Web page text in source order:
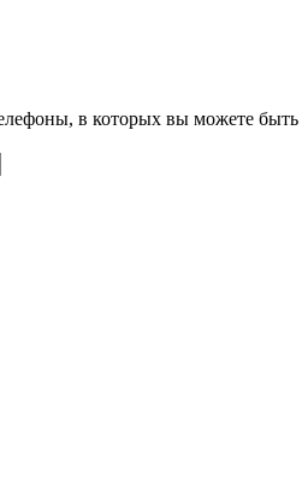
в которых вы можете быть